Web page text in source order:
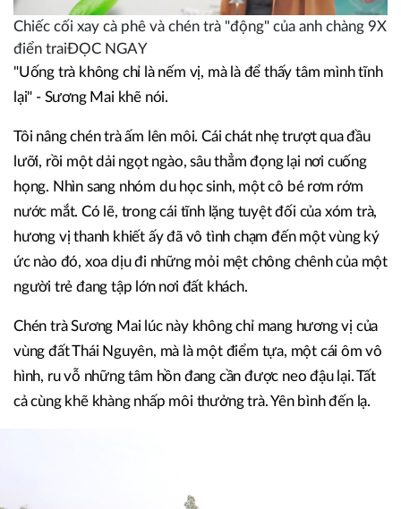
Chiếc cối xay cà phê và chén trà "động" của anh chàng 9X
điển traiĐỌC NGAY
"Uống trà không chỉ là nếm vị, mà là để thấy tâm mình tĩnh
lại" - Sương Mai khẽ nói.
Tôi nâng chén trà ấm lên môi. Cái chát nhẹ trượt qua đầu
lưỡi, rồi một dải ngọt ngào, sâu thẳm đọng lại nơi cuống
họng. Nhìn sang nhóm du học sinh, một cô bé rơm rớm
nước mắt. Có lẽ, trong cái tĩnh lặng tuyệt đối của xóm trà,
hương vị thanh khiết ấy đã vô tình chạm đến một vùng ký
ức nào đó, xoa dịu đi những mỏi mệt chông chênh của một
người trẻ đang tập lớn nơi đất khách.
Chén trà Sương Mai lúc này không chỉ mang hương vị của
vùng đất Thái Nguyên, mà là một điểm tựa, một cái ôm vô
hình, ru vỗ những tâm hồn đang cần được neo đậu lại. Tất
cả cùng khẽ khàng nhấp môi thưởng trà. Yên bình đến lạ.